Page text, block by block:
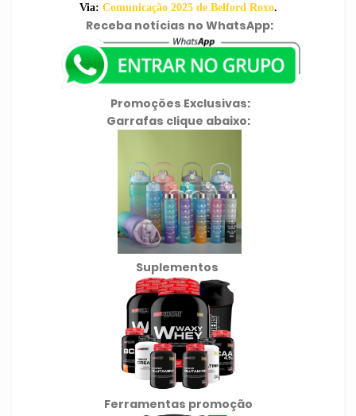
Via: Comunicação 2025 de Belford Roxo.
Receba notícias no WhatsApp:
Promoções Exclusivas:
Garrafas clique abaixo:
Suplementos
Ferramentas promoção